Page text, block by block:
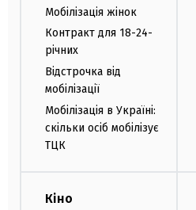
Мобілізація жінок
Контракт для 18-24-
річних
Відстрочка від
мобілізації
Мобілізація в Україні:
скільки осіб мобілізує
ТЦК
Кіно